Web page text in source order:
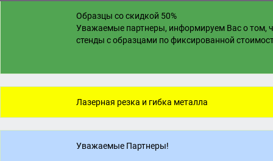
Образцы со скидкой 50%
Уважаемые партнеры, информируем Вас о том,
стенды с образцами по фиксированной
Лазерная резка и гибка металла
Уважаемые Партнеры!